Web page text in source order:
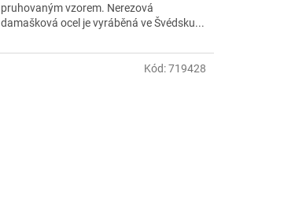
pruhovaným vzorem. Nerezová
damašková ocel je vyráběná ve Švédsku...
Kód:719428